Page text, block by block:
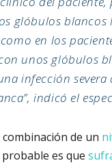
glóbulos
en los
unos glóbulos
infección
indicó el
de un
probable es que